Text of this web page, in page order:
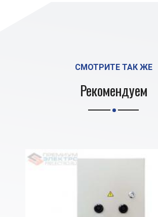
СМОТРИТЕ ТАК ЖЕ
Рекомендуем